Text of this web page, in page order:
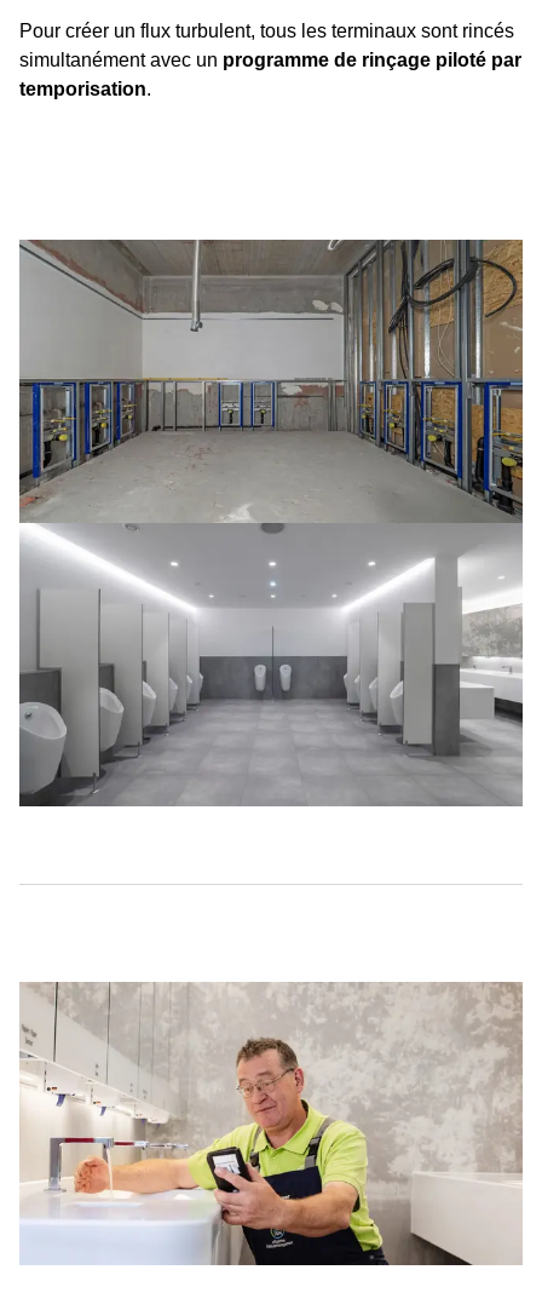
Pour créer un flux turbulent, tous les terminaux sont rincés
simultanément avec un programme de rinçage piloté par
temporisation.